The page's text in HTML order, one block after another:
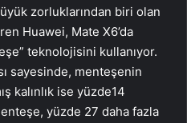
zorluklarından biri olan
Huawei, Mate X6’da
teknolojisini kullanıyor.
sayesinde, menteşenin
kalınlık ise yüzde14
yüzde 27 daha fazla